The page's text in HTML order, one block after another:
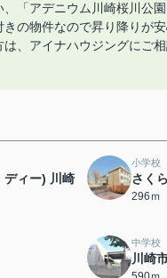
「アデニウム川崎桜川公
の物件なので昇り降りが
は、アイナハウジングにご
ディー) 川崎
小学校
さく
296ｍ
中学校
川崎